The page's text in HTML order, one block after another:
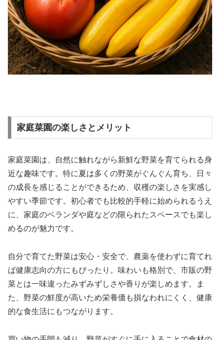
家庭菜園の楽しさとメリット
家庭菜園は、自然に触れながら新鮮な野菜を育てられる身
近な趣味です。特に夏は多くの野菜がぐんぐん育ち、日々
の成長を感じることができるため、収穫の楽しさを実感し
やすい季節です。初心者でも比較的手軽に始められるうえ
に、家庭のベランダや庭などの限られたスペースでも楽し
めるのが魅力です。
自分で育てた野菜は安心・安全で、農薬を使わずに育てれ
ば健康志向の方にもぴったり。味わいも格別で、市販の野
菜とは一味違ったみずみずしさや香りが楽しめます。ま
た、野菜の鮮度が高いため栄養価も損なわれにくく、健康
的な食生活にもつながります。